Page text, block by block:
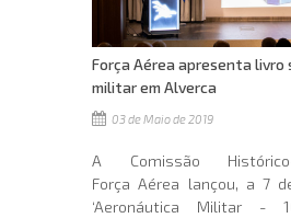
Força Aérea apresenta livro
militar em Alverca
03 de Maio de 2019
A Comissão
Força Aérea lançou, a 7
‘Aeronáutica Militar -